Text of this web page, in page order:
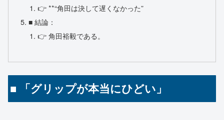
👉 **“角田は決して遅くなかった”
■ 結論：
👉 角田裕毅である。
■ 「グリップが本当にひどい」